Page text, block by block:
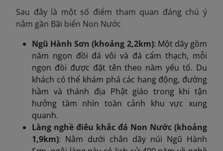
Sau đây là một số điểm tham quan đáng chú ý
nằm gần Bãi biển Non Nước
Ngũ Hành Sơn (khoảng 2,2km): Một dãy gồm
năm ngọn đồi đá vôi và đá cẩm thạch, mỗi
ngọn đồi được đặt tên theo năm yếu tố. Du
khách có thể khám phá các hang động, đường
hầm và thánh địa Phật giáo trong khi tận
hưởng tầm nhìn toàn cảnh khu vực xung
quanh.​
Làng nghề điêu khắc đá Non Nước (khoảng
1,9km): Nằm dưới chân dãy núi Ngũ Hành